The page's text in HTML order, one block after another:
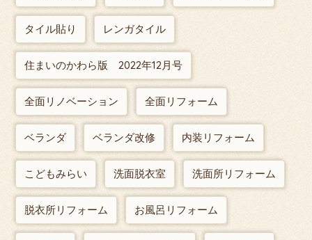
タイル貼り レンガタイル
住まいのかわら版 2022年12月号
全面リノベーション 全面リフォーム
ベランダ ベランダ改修 内装リフォーム
こどもみらい 洗面脱衣室 洗面所リフォーム
脱衣所リフォーム お風呂リフォーム